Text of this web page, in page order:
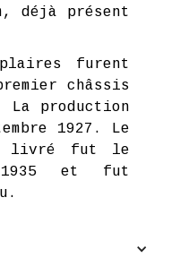
déjà présent
furent
châssis
La production
1927. Le
livré fut le
et fut